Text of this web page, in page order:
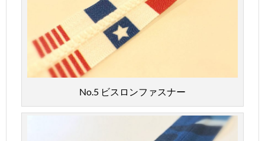
No.5 ビスロンファスナー